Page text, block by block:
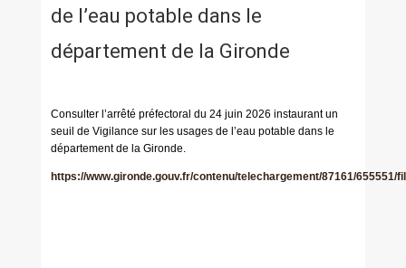
de l’eau potable dans le
département de la Gironde
Consulter l’arrêté préfectoral du 24 juin 2026 instaurant un
seuil de Vigilance sur les usages de l’eau potable dans le
département de la Gironde.
https://www.gironde.gouv.fr/contenu/telechargement/87161/